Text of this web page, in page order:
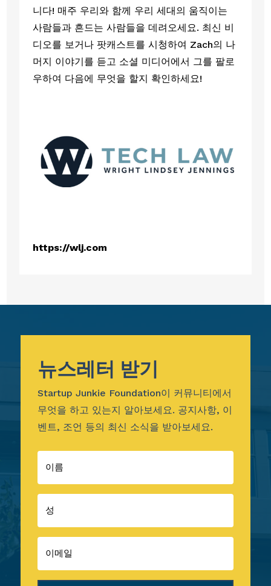
니다! 매주 우리와 함께 우리 세대의 움직이는
사람들과 흔드는 사람들을 데려오세요. 최신 비
디오를 보거나 팟캐스트를 시청하여 Zach의 나
머지 이야기를 듣고 소셜 미디어에서 그를 팔로
우하여 다음에 무엇을 할지 확인하세요!
https://wlj.com
뉴스레터 받기
Startup Junkie Foundation이 커뮤니티에서
무엇을 하고 있는지 알아보세요. 공지사항, 이
벤트, 조언 등의 최신 소식을 받아보세요.